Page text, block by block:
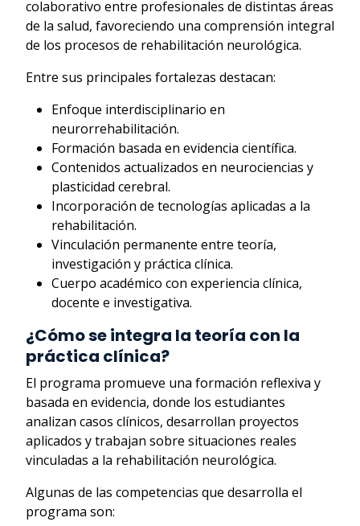
colaborativo entre profesionales de distintas áreas
de la salud, favoreciendo una comprensión integral
de los procesos de rehabilitación neurológica.
Entre sus principales fortalezas destacan:
Enfoque interdisciplinario en
neurorrehabilitación.
Formación basada en evidencia científica.
Contenidos actualizados en neurociencias y
plasticidad cerebral.
Incorporación de tecnologías aplicadas a la
rehabilitación.
Vinculación permanente entre teoría,
investigación y práctica clínica.
Cuerpo académico con experiencia clínica,
docente e investigativa.
¿Cómo se integra la teoría con la
práctica clínica?
El programa promueve una formación reflexiva y
basada en evidencia, donde los estudiantes
analizan casos clínicos, desarrollan proyectos
aplicados y trabajan sobre situaciones reales
vinculadas a la rehabilitación neurológica.
Algunas de las competencias que desarrolla el
programa son: